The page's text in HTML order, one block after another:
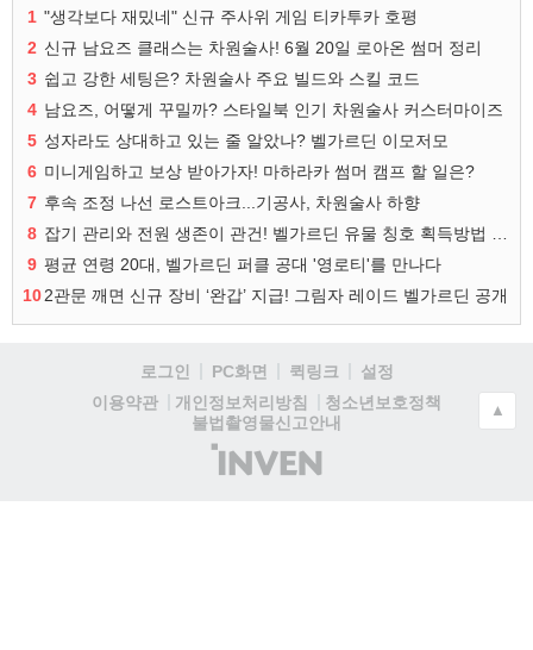
1 "생각보다 재밌네" 신규 주사위 게임 티카투카 호평
2 신규 남요즈 클래스는 차원술사! 6월 20일 로아온 썸머 정리
3 쉽고 강한 세팅은? 차원술사 주요 빌드와 스킬 코드
4 남요즈, 어떻게 꾸밀까? 스타일북 인기 차원술사 커스터마이즈
5 성자라도 상대하고 있는 줄 알았나? 벨가르딘 이모저모
6 미니게임하고 보상 받아가자! 마하라카 썸머 캠프 할 일은?
7 후속 조정 나선 로스트아크...기공사, 차원술사 하향
8
9 평균 연령 20대, 벨가르딘 퍼클 공대 '영로티'를 만나다
102관문 깨면 신규 장비 ‘완갑’ 지급! 그림자 레이드 벨가르딘 공개
로그인 PC화면 퀵링크
설정
이용약관
개인정보처리방침
청소년보호정책
불법촬영물신고안내
(주)
인
▲